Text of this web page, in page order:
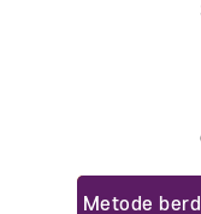
Metode